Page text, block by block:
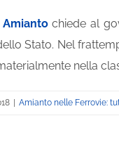
chiede al
Stato. Nel
nella
| Amianto nelle Ferrovie: